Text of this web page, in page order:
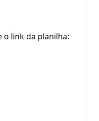
o link da planilha: